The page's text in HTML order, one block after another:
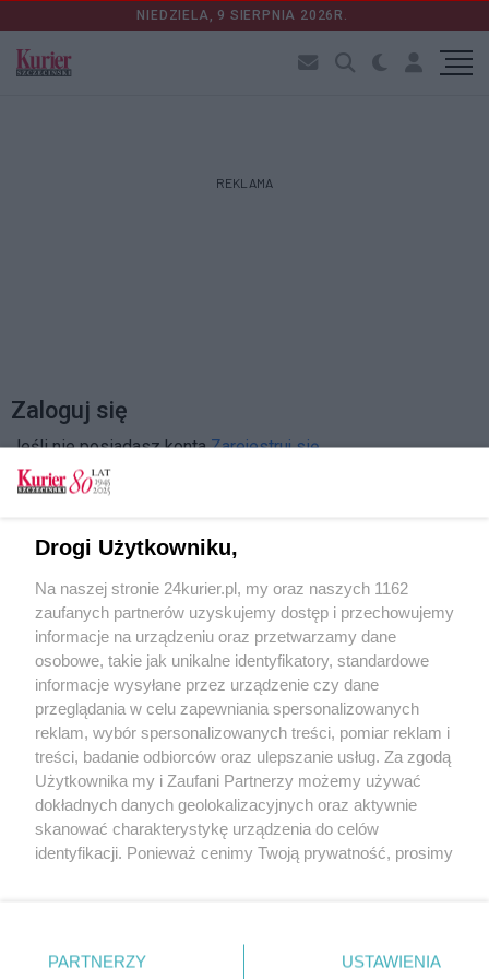
NIEDZIELA, 9 SIERPNIA 2026R.
REKLAMA
Zaloguj się
Jeśli nie posiadasz kontaZarejestruj się
Zapamiętać?
Zaloguj
Zapomniałem hasła
Copyright © 2022 Kurier Szczeciński sp. z o.o.
Drogi Użytkowniku,
Na naszej stronie 24kurier.pl, my oraz naszych 1162
zaufanych partnerów uzyskujemy dostęp i przechowujemy
informacje na urządzeniu oraz przetwarzamy dane
osobowe, takie jak unikalne identyfikatory, standardowe
informacje wysyłane przez urządzenie czy dane
przeglądania w celu zapewniania spersonalizowanych
reklam, wybór spersonalizowanych treści, pomiar reklam i
treści, badanie odbiorców oraz ulepszanie usług. Za zgodą
Użytkownika my i Zaufani Partnerzy możemy używać
dokładnych danych geolokalizacyjnych oraz aktywnie
skanować charakterystykę urządzenia do celów
identyfikacji. Ponieważ cenimy Twoją prywatność, prosimy
prywatności znajdujący się w lewym dolnym rogu strony
. Niektóre rodzaje przetwarzania danych nie wymagają
PARTNERZY USTAWIENIA